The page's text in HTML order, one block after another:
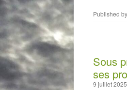
Published by
Sous
ses
9 juillet 2025